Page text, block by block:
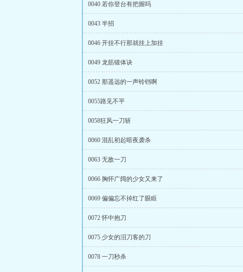
0040 若你登台有把握吗
0043 半招
0046 开挂不行那就挂上加挂
0049 龙筋锻体诀
0052 那遥远的一声铃铛啊
0055路见不平
0058狂风一刀斩
0060 混乱初起暗夜袭杀
0063 无敌一刀
0066 胸怀广阔的少女又来了
0069 偏偏忘不掉红了眼眶
0072 怀中抱刀
0075 少女的泪刀客的刀
0078 一刀秒杀